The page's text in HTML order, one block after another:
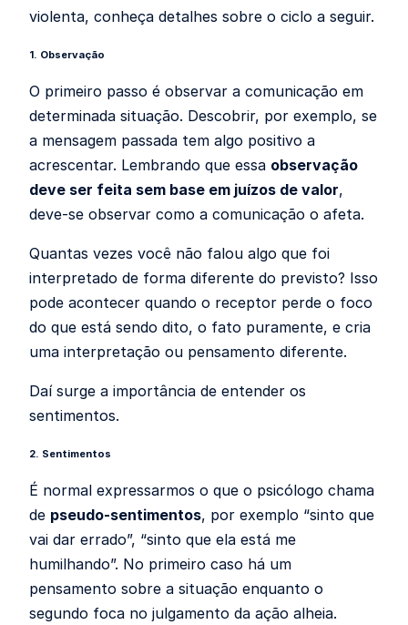
violenta, conheça detalhes sobre o ciclo a seguir.
1. Observação
O primeiro passo é observar a comunicação em
determinada situação. Descobrir, por exemplo, se
a mensagem passada tem algo positivo a
acrescentar. Lembrando que essa observação
deve ser feita sem base em juízos de valor,
deve-se observar como a comunicação o afeta.
Quantas vezes você não falou algo que foi
interpretado de forma diferente do previsto? Isso
pode acontecer quando o receptor perde o foco
do que está sendo dito, o fato puramente, e cria
uma interpretação ou pensamento diferente.
Daí surge a importância de entender os
sentimentos.
2. Sentimentos
É normal expressarmos o que o psicólogo chama
de pseudo-sentimentos, por exemplo “sinto que
vai dar errado”, “sinto que ela está me
humilhando”. No primeiro caso há um
pensamento sobre a situação enquanto o
segundo foca no julgamento da ação alheia.